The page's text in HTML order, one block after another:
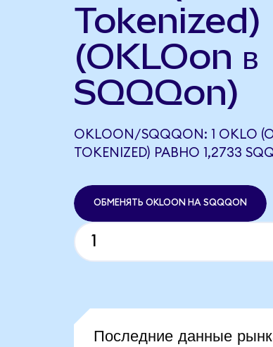
Tokenized)
(OKLOon в
SQQQon)
OKLOON/SQQQON: 1 OKLO
TOKENIZED) РАВНО 1,2733
ОБМЕНЯТЬ OKLOON НА SQQQON
Последние данные